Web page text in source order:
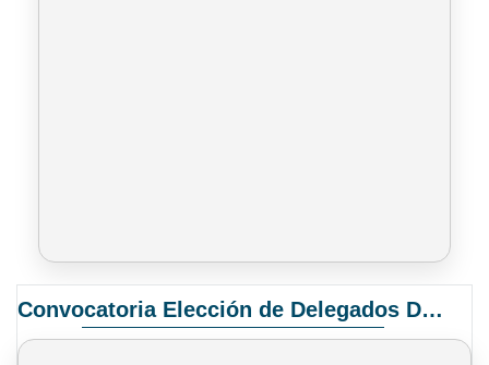
Convocatoria Elección de Delegados Docentes para el XIV Congreso Nacional de Universidades